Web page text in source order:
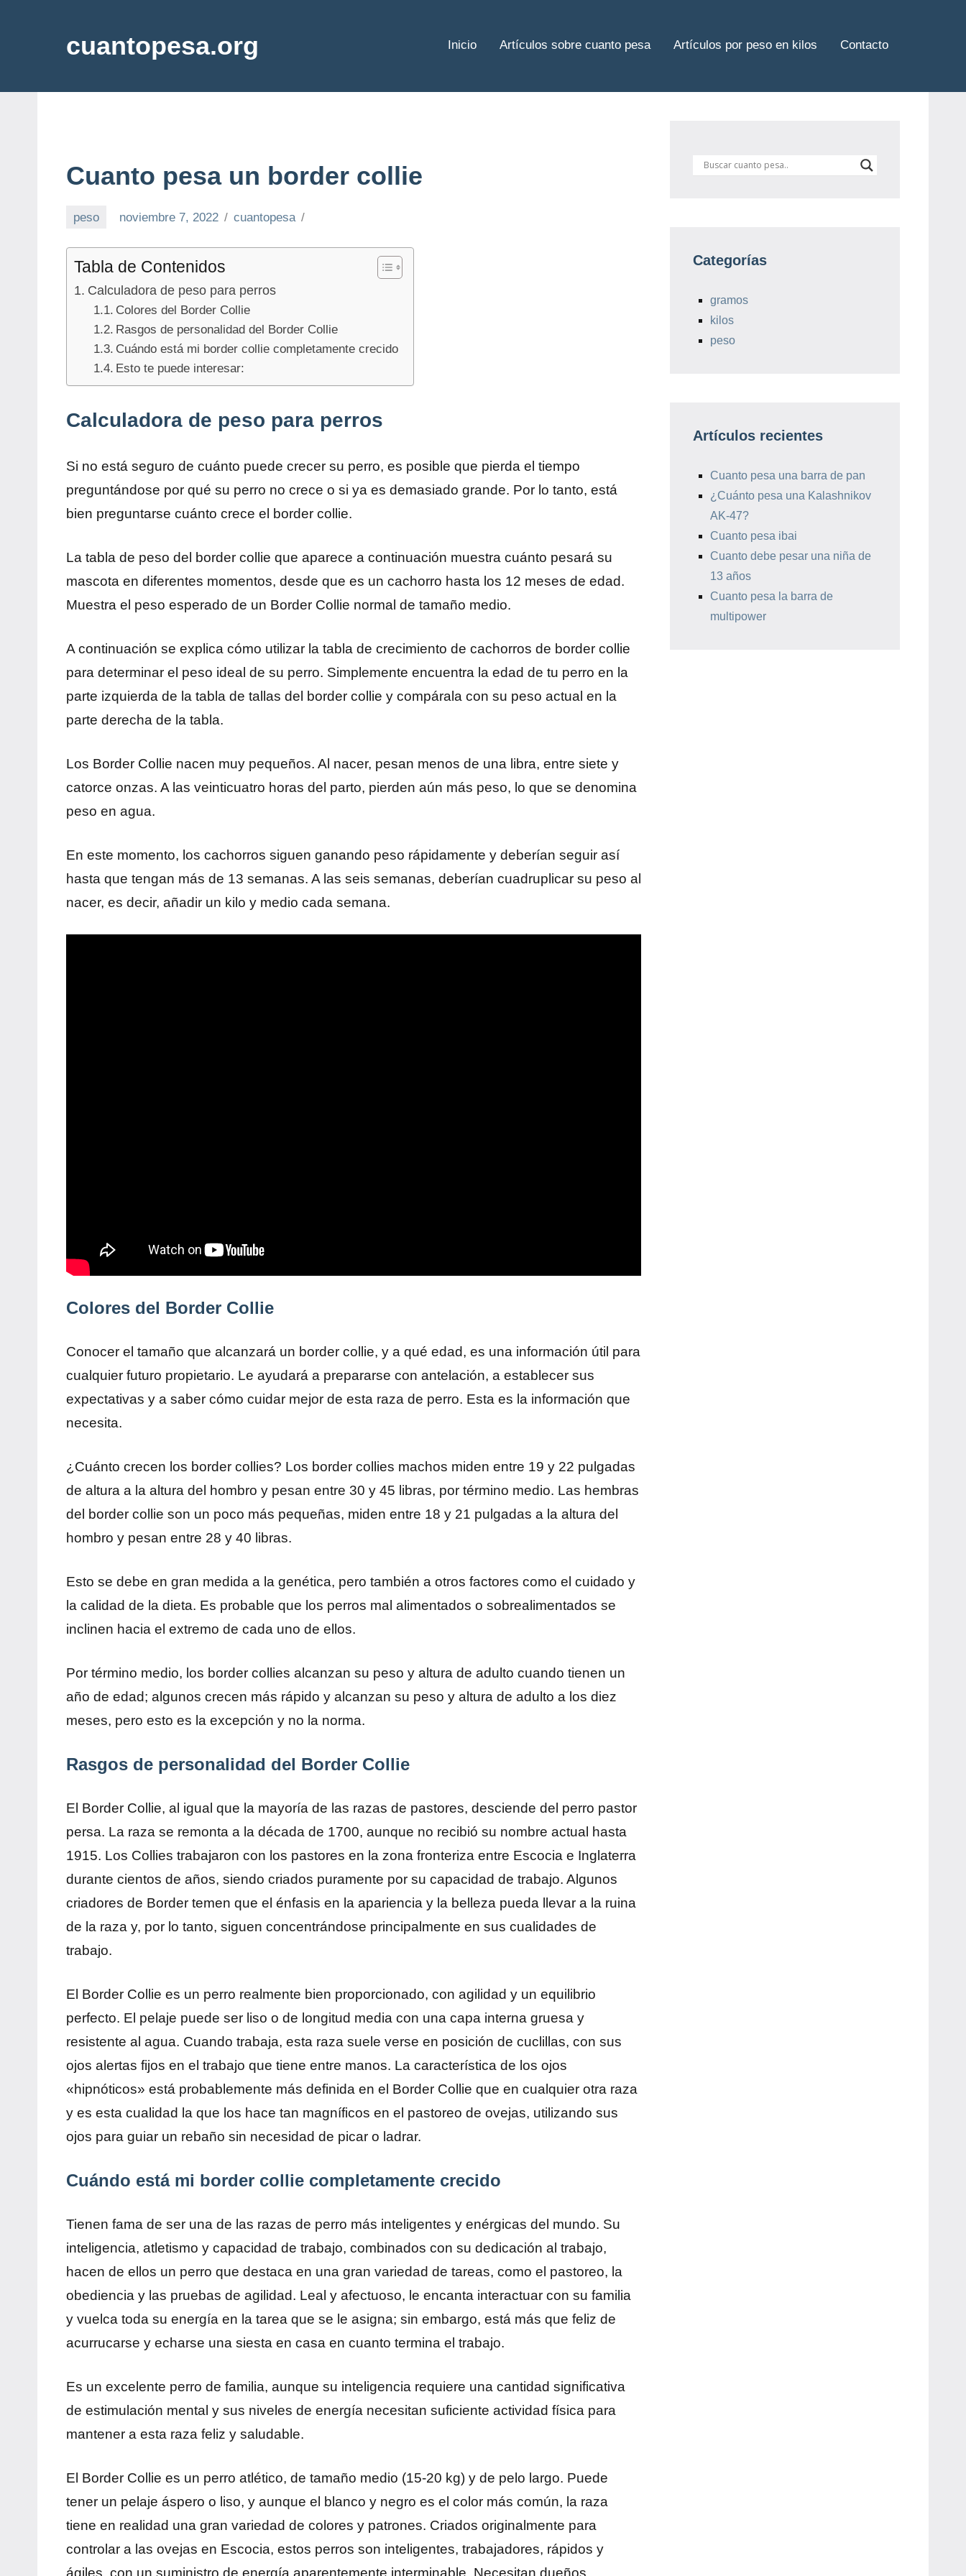
cuantopesa.org
Cuanto
cada
Inicio Artículos sobre cuanto pesa Artículos por peso en kilos Contacto
Cuanto pesa un border collie
peso noviembre 7, 2022 cuantopesa
Tabla de Contenidos
Calculadora de peso para perros
Colores del Border Collie
Rasgos de personalidad del Border Collie
Cuándo está mi border collie completamente crecido
Esto te puede interesar:
Calculadora de peso para perros
Si no está seguro de cuánto puede crecer su perro, es posible que pierda el tiempo
preguntándose por qué su perro no crece o si ya es demasiado grande. Por lo tanto, está
bien preguntarse cuánto crece el border collie.
La tabla de peso del border collie que aparece a continuación muestra cuánto pesará su
mascota en diferentes momentos, desde que es un cachorro hasta los 12 meses de edad.
Muestra el peso esperado de un Border Collie normal de tamaño medio.
A continuación se explica cómo utilizar la tabla de crecimiento de cachorros de border collie
para determinar el peso ideal de su perro. Simplemente encuentra la edad de tu perro en la
parte izquierda de la tabla de tallas del border collie y compárala con su peso actual en la
parte derecha de la tabla.
Los Border Collie nacen muy pequeños. Al nacer, pesan menos de una libra, entre siete y
catorce onzas. A las veinticuatro horas del parto, pierden aún más peso, lo que se denomina
peso en agua.
En este momento, los cachorros siguen ganando peso rápidamente y deberían seguir así
hasta que tengan más de 13 semanas. A las seis semanas, deberían cuadruplicar su peso al
nacer, es decir, añadir un kilo y medio cada semana.
Colores del Border Collie
Conocer el tamaño que alcanzará un border collie, y a qué edad, es una información útil para
cualquier futuro propietario. Le ayudará a prepararse con antelación, a establecer sus
expectativas y a saber cómo cuidar mejor de esta raza de perro. Esta es la información que
necesita.
¿Cuánto crecen los border collies? Los border collies machos miden entre 19 y 22 pulgadas
de altura a la altura del hombro y pesan entre 30 y 45 libras, por término medio. Las hembras
del border collie son un poco más pequeñas, miden entre 18 y 21 pulgadas a la altura del
hombro y pesan entre 28 y 40 libras.
Esto se debe en gran medida a la genética, pero también a otros factores como el cuidado y
la calidad de la dieta. Es probable que los perros mal alimentados o sobrealimentados se
inclinen hacia el extremo de cada uno de ellos.
Por término medio, los border collies alcanzan su peso y altura de adulto cuando tienen un
año de edad; algunos crecen más rápido y alcanzan su peso y altura de adulto a los diez
meses, pero esto es la excepción y no la norma.
Rasgos de personalidad del Border Collie
El Border Collie, al igual que la mayoría de las razas de pastores, desciende del perro pastor
persa. La raza se remonta a la década de 1700, aunque no recibió su nombre actual hasta
1915. Los Collies trabajaron con los pastores en la zona fronteriza entre Escocia e Inglaterra
durante cientos de años, siendo criados puramente por su capacidad de trabajo. Algunos
criadores de Border temen que el énfasis en la apariencia y la belleza pueda llevar a la ruina
de la raza y, por lo tanto, siguen concentrándose principalmente en sus cualidades de
trabajo.
El Border Collie es un perro realmente bien proporcionado, con agilidad y un equilibrio
perfecto. El pelaje puede ser liso o de longitud media con una capa interna gruesa y
resistente al agua. Cuando trabaja, esta raza suele verse en posición de cuclillas, con sus
ojos alertas fijos en el trabajo que tiene entre manos. La característica de los ojos
«hipnóticos» está probablemente más definida en el Border Collie que en cualquier otra raza
y es esta cualidad la que los hace tan magníficos en el pastoreo de ovejas, utilizando sus
ojos para guiar un rebaño sin necesidad de picar o ladrar.
Cuándo está mi border collie completamente crecido
Tienen fama de ser una de las razas de perro más inteligentes y enérgicas del mundo. Su
inteligencia, atletismo y capacidad de trabajo, combinados con su dedicación al trabajo,
hacen de ellos un perro que destaca en una gran variedad de tareas, como el pastoreo, la
obediencia y las pruebas de agilidad. Leal y afectuoso, le encanta interactuar con su familia
y vuelca toda su energía en la tarea que se le asigna; sin embargo, está más que feliz de
acurrucarse y echarse una siesta en casa en cuanto termina el trabajo.
Es un excelente perro de familia, aunque su inteligencia requiere una cantidad significativa
de estimulación mental y sus niveles de energía necesitan suficiente actividad física para
mantener a esta raza feliz y saludable.
El Border Collie es un perro atlético, de tamaño medio (15-20 kg) y de pelo largo. Puede
tener un pelaje áspero o liso, y aunque el blanco y negro es el color más común, la raza
tiene en realidad una gran variedad de colores y patrones. Criados originalmente para
controlar a las ovejas en Escocia, estos perros son inteligentes, trabajadores, rápidos y
Categorías
gramos
kilos
peso
Artículos recientes
Cuanto pesa una barra de pan
¿Cuánto pesa una Kalashnikov
AK-47?
Cuanto pesa ibai
Cuanto debe pesar una niña de
13 años
Cuanto pesa la barra de
multipower